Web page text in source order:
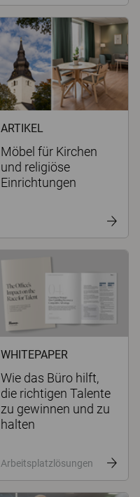
ARTIKEL
Möbel für Kirchen
und religiöse
Einrichtungen
WHITEPAPER
Wie das Büro hilft,
die richtigen Talente
zu gewinnen und zu
halten
Arbeitsplatzlösungen